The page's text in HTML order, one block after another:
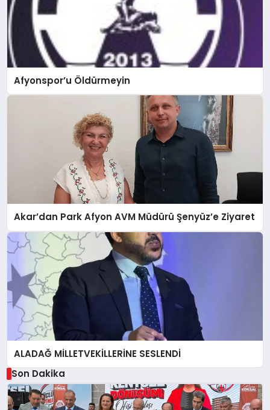
Afyonspor’u Öldürmeyin
Akar’dan Park Afyon AVM Müdürü Şenyüz’e Ziyaret
ALADAĞ MİLLETVEKİLLERİNE SESLENDİ
Son Dakika